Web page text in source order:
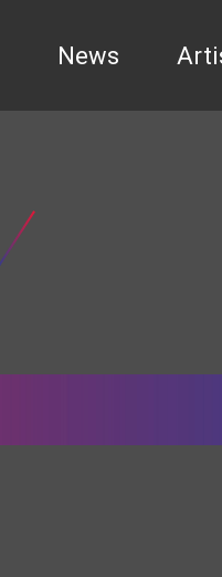
News